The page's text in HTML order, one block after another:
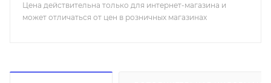
Цена действительна только для интернет-магазина и
может отличаться от цен в розничных магазинах